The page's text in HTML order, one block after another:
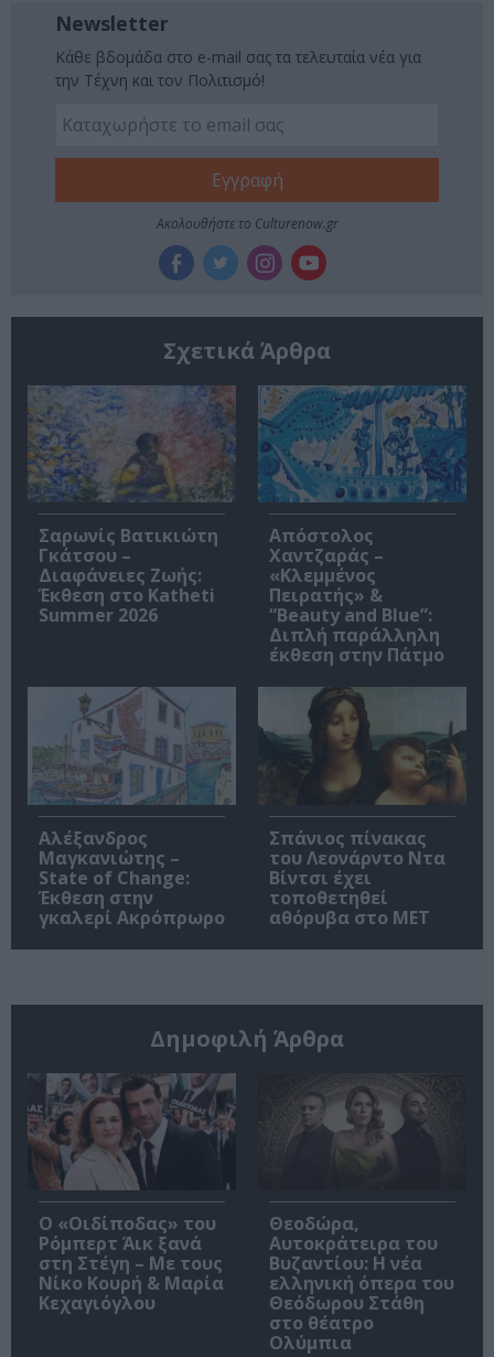
Newsletter
Κάθε βδομάδα στο e-mail σας τα τελευταία νέα για
την Τέχνη και τον Πολιτισμό!
Ακολουθήστε το Culturenow.gr
Σχετικά Άρθρα
Σαρωνίς Βατικιώτη
Γκάτσου –
Διαφάνειες Ζωής:
Έκθεση στο Katheti
Summer 2026
Απόστολος
Χαντζαράς –
«Κλεμμένος
Πειρατής» &
“Beauty and Blue”:
Διπλή παράλληλη
έκθεση στην Πάτμο
Αλέξανδρος
Μαγκανιώτης –
State of Change:
Έκθεση στην
γκαλερί Ακρόπρωρο
Σπάνιος πίνακας
του Λεονάρντο Ντα
Βίντσι έχει
τοποθετηθεί
αθόρυβα στο MET
Δημοφιλή Άρθρα
O «Οιδίποδας» του
Ρόμπερτ Άικ ξανά
στη Στέγη – Με τους
Νίκο Κουρή & Μαρία
Κεχαγιόγλου
Θεοδώρα,
Αυτοκράτειρα του
Βυζαντίου: Η νέα
ελληνική όπερα του
Θεόδωρου Στάθη
στο θέατρο
Ολύμπια